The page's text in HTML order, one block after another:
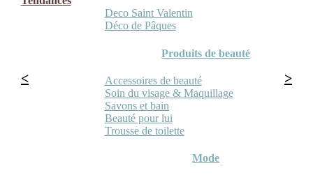
Deco Saint Valentin
Déco de Pâques
Produits de beauté
Accessoires de beauté
Soin du visage & Maquillage
Savons et bain
Beauté pour lui
Trousse de toilette
Mode